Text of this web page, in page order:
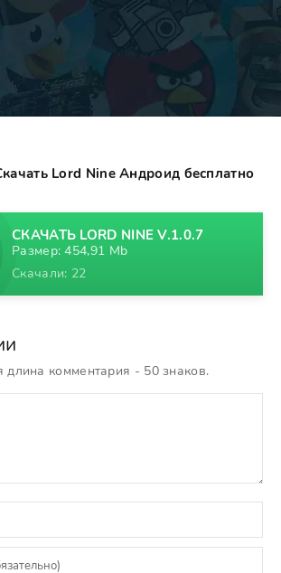
Lord Nine Андроид бесплатно
СКАЧАТЬ LORD NINE V.1.0.7
Размер: 454,91 Mb
Скачали: 22
комментария - 50 знаков.